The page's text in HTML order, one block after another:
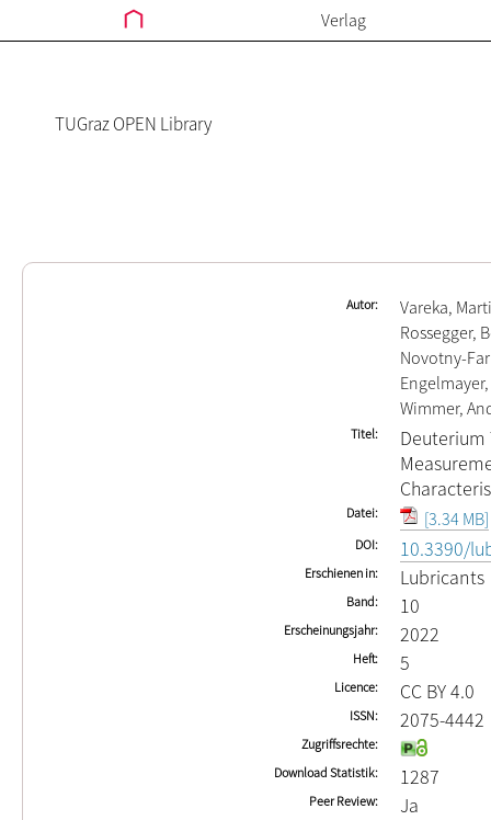
Verlag
TUGraz OPEN Library
Autor
Vareka,
Rossegger,
Novotny-
Wimmer,
Titel
Deuterium
Datei [3.34 MB]
DOI 10.3390/
Erschienen in Lubricants
Band 10
Erscheinungsjahr 2022
Heft 5
Licence CC BY 4.0
ISSN 2075-4442
Zugriffsrechte
Download Statistik
1287
Peer Review Ja